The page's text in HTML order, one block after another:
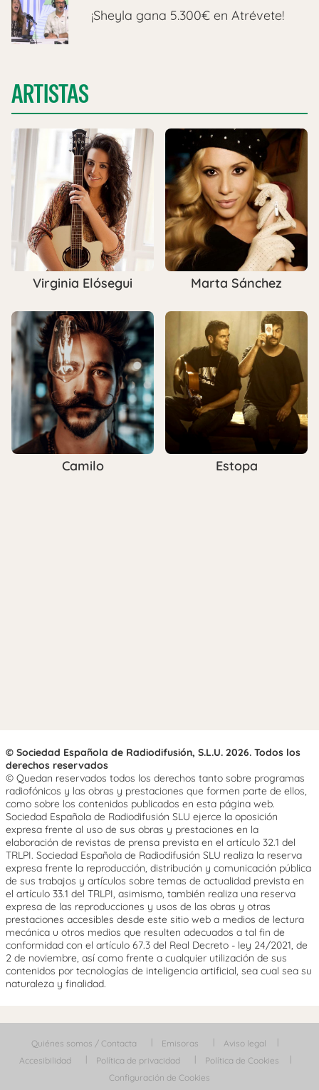
¡Sheyla gana 5.300€ en Atrévete!
ARTISTAS
Virginia Elósegui Marta Sánchez
Camilo Estopa
© Sociedad Española de Radiodifusión, S.L.U. 2026. Todos los
derechos reservados
© Quedan reservados todos los derechos tanto sobre programas
radiofónicos y las obras y prestaciones que formen parte de ellos,
como sobre los contenidos publicados en esta página web.
Sociedad Española de Radiodifusión SLU ejerce la oposición
expresa frente al uso de sus obras y prestaciones en la
elaboración de revistas de prensa prevista en el artículo 32.1 del
TRLPI. Sociedad Española de Radiodifusión SLU realiza la reserva
expresa frente la reproducción, distribución y comunicación pública
de sus trabajos y artículos sobre temas de actualidad prevista en
el artículo 33.1 del TRLPI, asimismo, también realiza una reserva
expresa de las reproducciones y usos de las obras y otras
prestaciones accesibles desde este sitio web a medios de lectura
mecánica u otros medios que resulten adecuados a tal fin de
conformidad con el artículo 67.3 del Real Decreto - ley 24/2021, de
2 de noviembre, así como frente a cualquier utilización de sus
contenidos por tecnologías de inteligencia artificial, sea cual sea su
naturaleza y finalidad.
Quiénes somos / Contacta Emisoras
Aviso legal
Accesibilidad
Política de privacidad
Política de Cookies
Configuración de Cookies